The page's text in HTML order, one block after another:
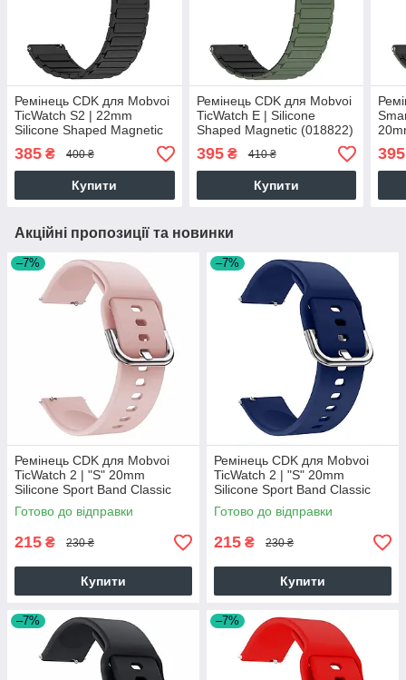
Ремінець CDK для Mobvoi
TicWatch S2 | 22mm
Silicone Shaped Magnetic
Band (018823) (black)
385 ₴ 400 ₴
Купити
Ремінець CDK для Mobvoi
TicWatch E | Silicone
Shaped Magnetic (018822)
(green / black)
395₴ 410 ₴
Купити
395
Акційні пропозиції та новинки
–7%
Ремінець CDK для Mobvoi
TicWatch 2 | "S" 20mm
Silicone Sport Band Classic
(012194) (pink)
Готово до відправки
215 ₴ 230 ₴
Купити
–7%
Ремінець CDK для Mobvoi
TicWatch 2 | "S" 20mm
Silicone Sport Band Classic
(012194) (dark blue)
Готово до відправки
215 ₴ 230 ₴
Купити
–7% –7%